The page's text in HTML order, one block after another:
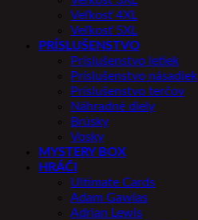
Veľkosť 4XL
Veľkosť 5XL
PRÍSLUŠENSTVO
Príslušenstvo letiek
Príslušenstvo násadiek
Príslušenstvo terčov
Náhradné diely
Brúsky
Vosky
MYSTERY BOX
HRÁČI
Ultimate Cards
Adam Gawlas
Adrian Lewis